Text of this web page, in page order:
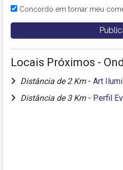
Concordo em tornar meu
Locais Próximos -
Distância de 2 Km - Art Ilumi
Distância de 3 Km - Perfil